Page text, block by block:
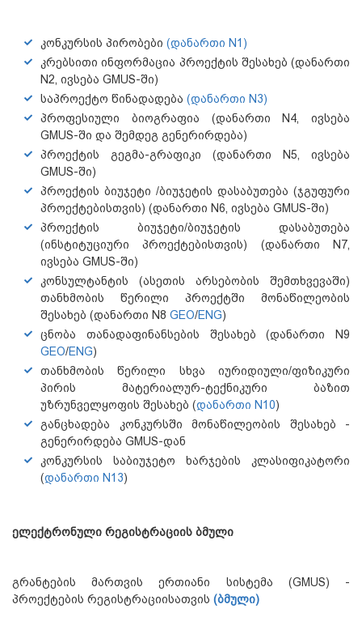
კონკურსის პირობები (დანართი N1)
კრებსითი ინფორმაცია პროექტის შესახებ (დანართი
N2, ივსება GMUS-ში)
საპროექტო წინადადება (დანართი N3)
პროფესიული ბიოგრაფია (დანართი N4, ივსება
GMUS-ში და შემდეგ გენერირდება)
პროექტის გეგმა-გრაფიკი (დანართი N5, ივსება
GMUS-ში)
პროექტის ბიუჯეტი /ბიუჯეტის დასაბუთება (ჯგუფური
პროექტებისთვის) (დანართი N6, ივსება GMUS-ში)
პროექტის ბიუჯეტი/ბიუჯეტის დასაბუთება
(ინსტიტუციური პროექტებისთვის) (დანართი N7,
ივსება GMUS-ში)
კონსულტანტის (ასეთის არსებობის შემთხვევაში)
თანხმობის წერილი პროექტში მონაწილეობის
შესახებ (დანართი N8 GEO/ENG)
ცნობა თანადაფინანსების შესახებ (დანართი N9
GEO/ENG)
თანხმობის წერილი სხვა იურიდიული/ფიზიკური
პირის მატერიალურ-ტექნიკური ბაზით
უზრუნველყოფის შესახებ (დანართი N10)
განცხადება კონკურსში მონაწილეობის შესახებ -
გენერირდება GMUS-დან
კონკურსის საბიუჯეტო ხარჯების კლასიფიკატორი
(დანართი N13)
ელექტრონული რეგისტრაციის ბმული
გრანტების მართვის ერთიანი სისტემა (GMUS) -
პროექტების რეგისტრაციისათვის (ბმული)